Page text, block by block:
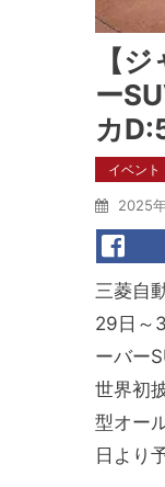
【
ー
カ
イベント
2025
三菱自
29日～
ーバー
世界初
型オー
日より